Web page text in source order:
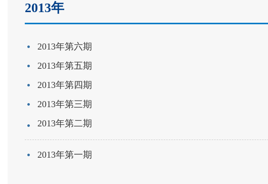
2013年
2013年第六期
2013年第五期
2013年第四期
2013年第三期
2013年第二期
2013年第一期